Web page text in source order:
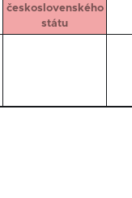
československého
státu